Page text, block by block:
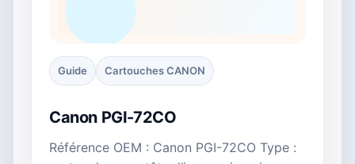
Guide Cartouches CANON
Canon PGI-72CO
Référence OEM : Canon PGI-72CO Type :